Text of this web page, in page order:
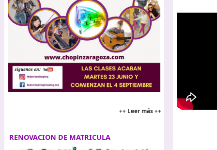
++ Leer más ++
RENOVACION DE MATRICULA